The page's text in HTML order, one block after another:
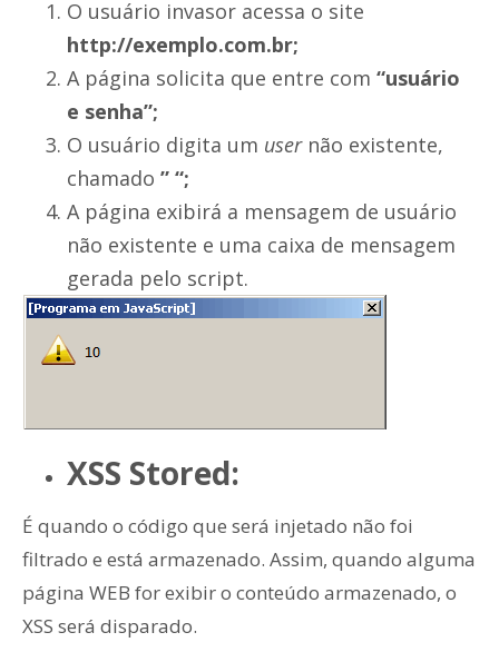
O usuário invasor acessa o site
http://exemplo.com.br;
A página solicita que entre com “usuário
e senha”;
O usuário digita um usernão existente,
chamado ” “;
A página exibirá a mensagem de usuário
não existente e uma caixa de mensagem
gerada pelo script.
XSS Stored:
É quando o código que será injetado não foi
filtrado e está armazenado. Assim, quando alguma
página WEB for exibir o conteúdo armazenado, o
XSS será disparado.